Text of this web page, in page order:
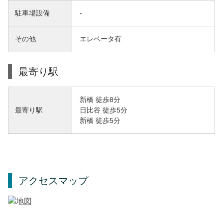
駐車場設備 -
その他 エレベータ有
最寄り駅
最寄り駅
新橋 徒歩8分
日比谷 徒歩5分
新橋 徒歩5分
アクセスマップ